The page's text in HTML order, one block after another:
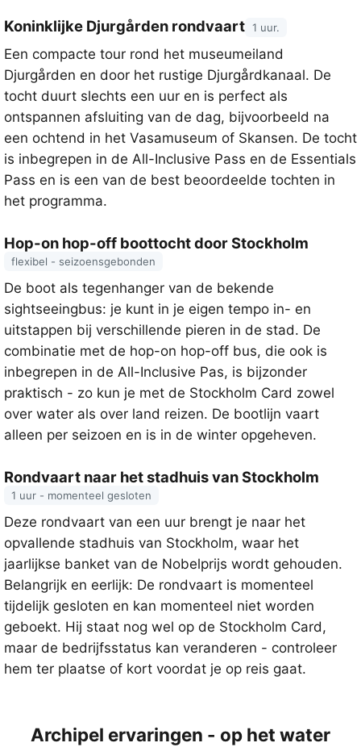
Koninklijke Djurgården rondvaart 1 uur.
Een compacte tour rond het museumeiland
Djurgården en door het rustige Djurgårdkanaal. De
tocht duurt slechts een uur en is perfect als
ontspannen afsluiting van de dag, bijvoorbeeld na
een ochtend in het Vasamuseum of Skansen. De tocht
is inbegrepen in de All-Inclusive Pass en de Essentials
Pass en is een van de best beoordeelde tochten in
het programma.
Hop-on hop-off boottocht door Stockholm
flexibel - seizoensgebonden
De boot als tegenhanger van de bekende
sightseeingbus: je kunt in je eigen tempo in- en
uitstappen bij verschillende pieren in de stad. De
combinatie met de hop-on hop-off bus, die ook is
inbegrepen in de All-Inclusive Pas, is bijzonder
praktisch - zo kun je met de Stockholm Card zowel
over water als over land reizen. De bootlijn vaart
alleen per seizoen en is in de winter opgeheven.
Rondvaart naar het stadhuis van Stockholm
1 uur - momenteel gesloten
Deze rondvaart van een uur brengt je naar het
opvallende stadhuis van Stockholm, waar het
jaarlijkse banket van de Nobelprijs wordt gehouden.
Belangrijk en eerlijk: De rondvaart is momenteel
tijdelijk gesloten en kan momenteel niet worden
geboekt. Hij staat nog wel op de Stockholm Card,
maar de bedrijfsstatus kan veranderen - controleer
hem ter plaatse of kort voordat je op reis gaat.
Archipel ervaringen - op het water